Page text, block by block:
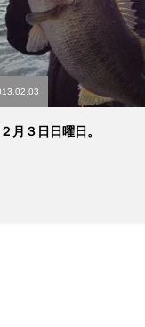
２月３日日曜日。